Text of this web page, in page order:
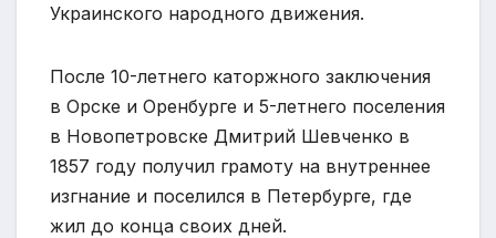
Украинского народного движения.
После 10-летнего каторжного заключения
в Орске и Оренбурге и 5-летнего поселения
в Новопетровске Дмитрий Шевченко в
1857 году получил грамоту на внутреннее
изгнание и поселился в Петербурге, где
жил до конца своих дней.